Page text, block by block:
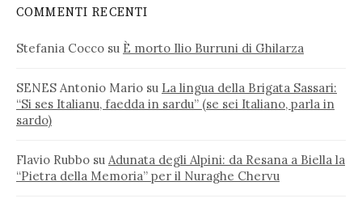
COMMENTI RECENTI
Stefania Cocco su È morto Ilio Burruni di Ghilarza
SENES Antonio Mario su La lingua della Brigata Sassari:
“Si ses Italianu, faedda in sardu” (se sei Italiano, parla in
sardo)
Flavio Rubbo su Adunata degli Alpini: da Resana a Biella la
“Pietra della Memoria” per il Nuraghe Chervu